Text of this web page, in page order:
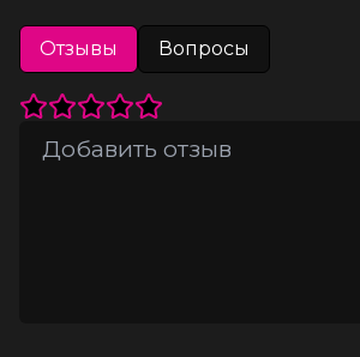
Отзывы Вопросы